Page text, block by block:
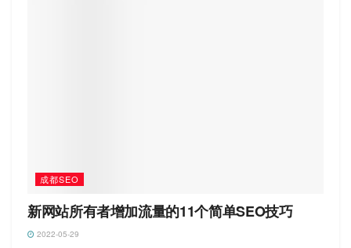
成都SEO
新网站所有者增加流量的11个简单SEO技巧
2022-05-29